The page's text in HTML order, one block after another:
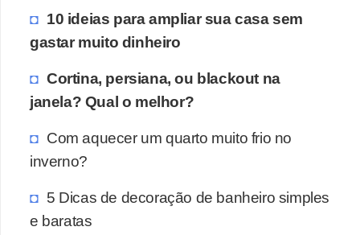
10 ideias para ampliar sua casa sem
gastar muito dinheiro
Cortina, persiana, ou blackout na
janela? Qual o melhor?
Com aquecer um quarto muito frio no
inverno?
5 Dicas de decoração de banheiro simples
e baratas